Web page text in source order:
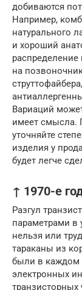
добиваются
Например,
натурального
и хороший
распределение
на
Вариаций
имеет смысла.
уточняйте
изделия у
будет легче
↑ 1970-е
Разгул
параметрами в
нельзя или
тараканы из
были в каждом
электронных
транзисторных